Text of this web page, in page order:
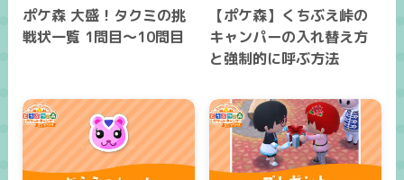
ポケ森 大盛！タクミの挑
戦状一覧 1問目～10問目
【ポケ森】くちぶえ峠の
キャンパーの入れ替え方
と強制的に呼ぶ方法